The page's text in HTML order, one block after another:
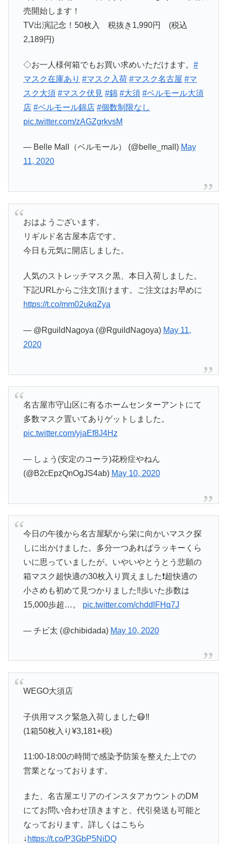
売開始します！
TV出演記念！50枚入 税抜き1,990円 (税込
2,189円)
◇お一人様何箱でもお買い求めいただけます。 #
マスク在庫あり #マスク入荷 #マスク名古屋 #マ
スク大須 #マスク伏見 #錦 #大須 #ベルモール大須
店 #ベルモール錦店 #個数制限なし
pic.twitter.com/zAGZgrkvsM
— Belle Mall（ベルモール） (@belle_mall) May
11, 2020
おはようございます。
リギルド名古屋本店です。
今日も元気に開店しました。
人気のストレッチマスク黒、本日入荷しました。
下記URLからご注文頂けます。ご注文はお早めに
https://t.co/mm02ukqZya
— @RguildNagoya (@RguildNagoya) May 11,
2020
名古屋市守山区に有るホームセンターアントにて
多数マスク置いてありゲットしました。
pic.twitter.com/yjaEf8J4Hz
— しょう(安定のコーラ)花粉症やねん
(@B2cEpzQnOgJS4ab) May 10, 2020
今日の午後から名古屋駅から栄に向かいマスク探
しに出かけました。多分一つあればラッキーくら
いに思っていましたが。いやいやとうとう悲願の
箱マスク超快適の30枚入り買えました❗️超快適の
小さめも初めて見つかりました‼️歩いた歩数は
15,000歩超…。 pic.twitter.com/chddlFHq7J
— チビ太 (@chibidada) May 10, 2020
WEGO大須店
子供用マスク緊急入荷しました😷‼️
(1箱50枚入り¥3,181+税)
11:00-18:00の時間で感染予防策を整えた上での
営業となっております。
また、名古屋エリアのインスタアカウントのDM
にてお問い合わせ頂きますと、代引発送も可能と
なっております。詳しくはこちら
↓ https://t.co/P3GbP5NiDQ